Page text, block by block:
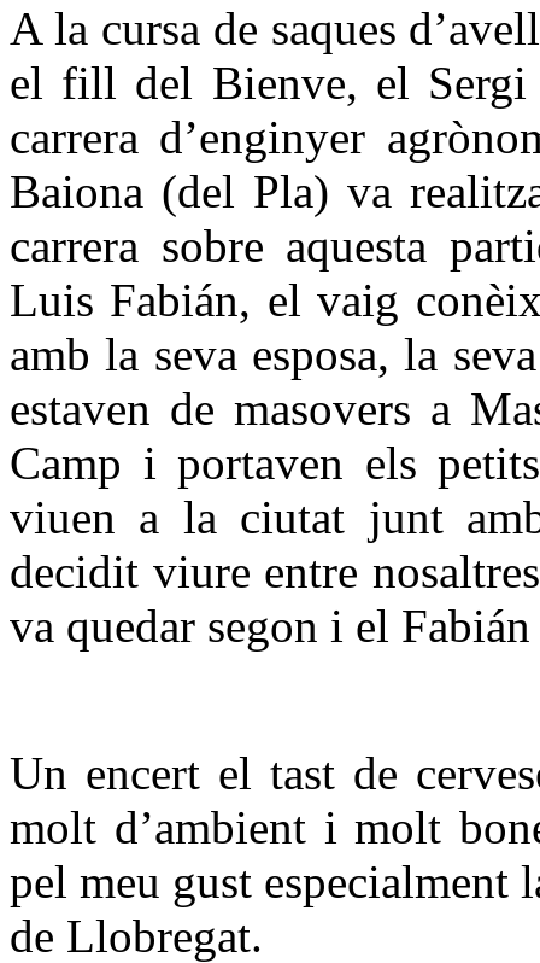
A la cursa de saques
el fill del Bienve, el
carrera d’enginyer
Baiona (del Pla) va
carrera sobre aquesta
Luis Fabián, el vaig
amb la seva esposa, la
estaven de masovers a
Camp i portaven els
viuen a la ciutat junt
decidit viure entre
va quedar segon i el
Un encert el tast de
molt d’ambient i molt
pel meu gust
de Llobregat.